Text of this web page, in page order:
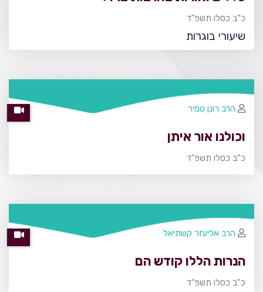
כ"ב כסלו תשפ"ד
שיעורי בוגרות
וכולנו אור איתן
כ"ב כסלו תשפ"ד
הרב רונן טמיר
הנרות הללו קודש הם
כ"ב כסלו תשפ"ד
הרב אליעזר קשתיאל